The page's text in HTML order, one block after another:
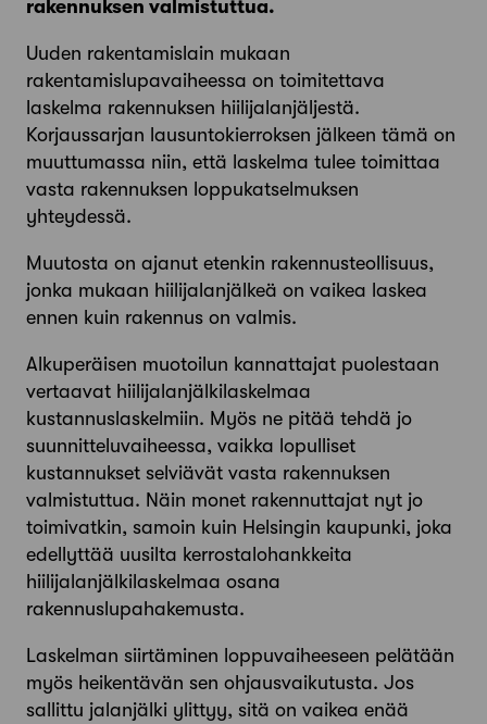
rakennuksen valmistuttua.
Uuden rakentamislain mukaan
rakentamislupavaiheessa on toimitettava
laskelma rakennuksen hiilijalanjäljestä.
Korjaussarjan lausuntokierroksen jälkeen tämä on
muuttumassa niin, että laskelma tulee toimittaa
vasta rakennuksen loppukatselmuksen
yhteydessä.
Muutosta on ajanut etenkin rakennus­teollisuus,
jonka mukaan hiilijalanjälkeä on vaikea laskea
ennen kuin rakennus on valmis.
Alkuperäisen muotoilun kannattajat puolestaan
vertaavat hiilijalanjälkilaskelmaa
kustannuslaskelmiin. Myös ne pitää tehdä jo
suunnitteluvaiheessa, vaikka lopulliset
kustannukset selviävät vasta rakennuksen
valmistuttua. Näin monet rakennuttajat nyt jo
toimivatkin, samoin kuin Helsingin kaupunki, joka
edellyttää uusilta kerrostalohankkeita
hiilijalanjälkilaskelmaa osana
rakennuslupahakemusta.
Laskelman siirtäminen loppuvaiheeseen pelätään
myös heikentävän sen ohjausvaikutusta. Jos
sallittu jalanjälki ylittyy, sitä on vaikea enää